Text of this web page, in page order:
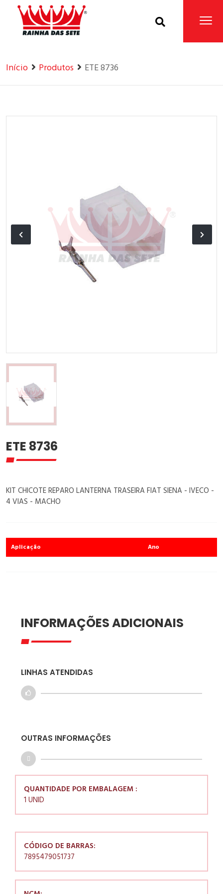
Home Produtos
Início Produtos ETE 8736
ETE 8736
KIT CHICOTE REPARO LANTERNA TRASEIRA FIAT SIENA - IVECO -
4 VIAS - MACHO
Aplicação Ano
INFORMAÇÕES ADICIONAIS
LINHAS ATENDIDAS
OUTRAS INFORMAÇÕES
QUANTIDADE POR EMBALAGEM :
1 UNID
CÓDIGO DE BARRAS:
7895479051737